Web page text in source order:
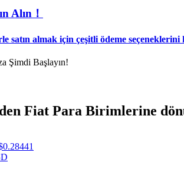
Başlangıç Kılavuzu
Alın！
satın almak için çeşitli ödeme seçeneklerini
Şimdi Başlayın!
Fiat Para Birimlerine
0.28441